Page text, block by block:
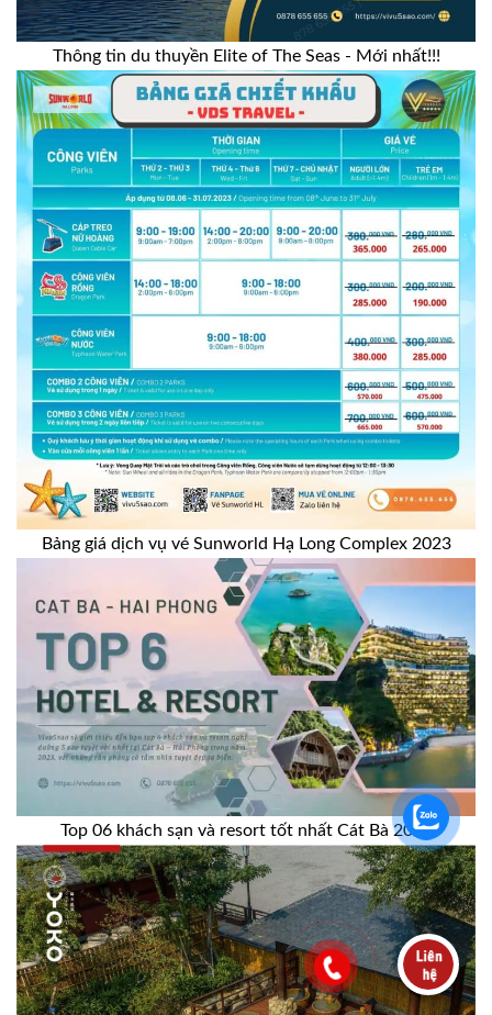
Thông tin du thuyền Elite of The Seas - Mới nhất!!!
Bảng giá dịch vụ vé Sunworld Hạ Long Complex 2023
Top 06 khách sạn và resort tốt nhất Cát Bà 2023